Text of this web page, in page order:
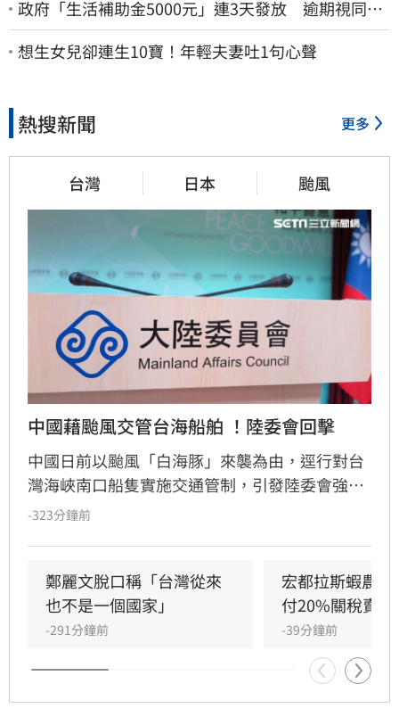
政府「生活補助金5000元」連3天發放 逾期視同放
棄
想生女兒卻連生10寶！年輕夫妻吐1句心聲
熱搜新聞 更多
台灣 日本 颱風
中國藉颱風交管台海船舶 ！陸委會回擊
中國日前以颱風「白海豚」來襲為由，逕行對台
灣海峽南口船隻實施交通管制，引發陸委會強烈
反彈。陸委會批評中方聲明粗暴且漠視國際法，
-323分鐘前
鄭麗文脫口稱「台灣從來
也不是一個國家」
-291分鐘前
宏都拉斯蝦農
付20%關稅賣台
-39分鐘前